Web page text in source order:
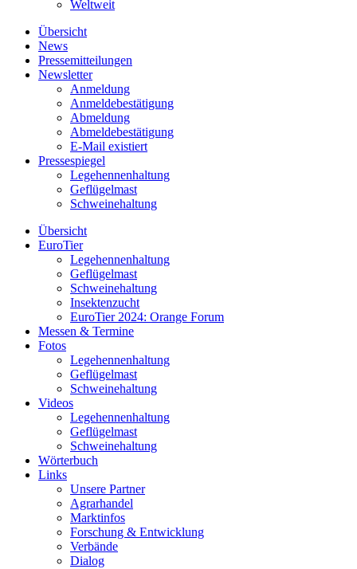
Weltweit
Übersicht
News
Pressemitteilungen
Newsletter
Anmeldung
Anmeldebestätigung
Abmeldung
Abmeldebestätigung
E-Mail existiert
Pressespiegel
Legehennenhaltung
Geflügelmast
Schweinehaltung
Übersicht
EuroTier
Legehennenhaltung
Geflügelmast
Schweinehaltung
Insektenzucht
EuroTier 2024: Orange Forum
Messen & Termine
Fotos
Legehennenhaltung
Geflügelmast
Schweinehaltung
Videos
Legehennenhaltung
Geflügelmast
Schweinehaltung
Wörterbuch
Links
Unsere Partner
Agrarhandel
Marktinfos
Forschung & Entwicklung
Verbände
Dialog